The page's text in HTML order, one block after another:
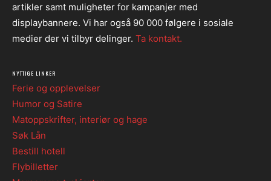
artikler samt muligheter for kampanjer med
displaybannere. Vi har også 90 000 følgere i sosiale
medier der vi tilbyr delinger. Ta kontakt.
NYTTIGE LINKER
Ferie og opplevelser
Humor og Satire
Matoppskrifter, interiør og hage
Søk Lån
Bestill hotell
Flybilletter